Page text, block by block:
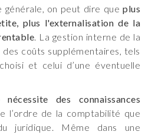
générale, on peut dire que plus
plus l'externalisation de la
. La gestion interne de la
coûts supplémentaires, tels
et celui d’une éventuelle
des connaissances
l’ordre de la comptabilité que
juridique. Même dans une